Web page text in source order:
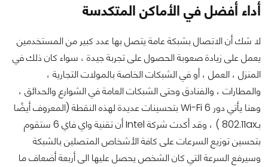
أداء أفضل في الأماكن المتكدسة
لا شك أن الاتصال بشبكة عامة يتصل بها عدد كبير من المستخدمين
يعمل على زيادة صعوبة الحصول على تجربة جيدة ، سواء كان ذلك في
المنزل ، العمل ، أو في الشبكات الخاصة بالمولات التجارية ،
والمطارات ، والفنادق وحتى الشبكات العامة في الشوارع والحدائق ،
وهنا يأتي دور Wi-Fi 6 بتحسينات عديدة لهذه النقطة (المعروف أيضًا
بـ802.11ax ) ، وقد أكدت شركة Intel أن تقنية واي فاي 6 ستقوم
بتحسين توزيع السرعات على كافة الأشخاص المتصلين بالشبكة
وسيرفع السرعة التي كان الشخص يحصل عليها الى أربعة أضعاف ما